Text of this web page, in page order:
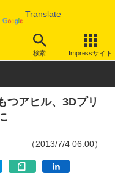
Translate
検索 Impressサイト
アヒル、3Dプリ
（2013/7/4 06:00）